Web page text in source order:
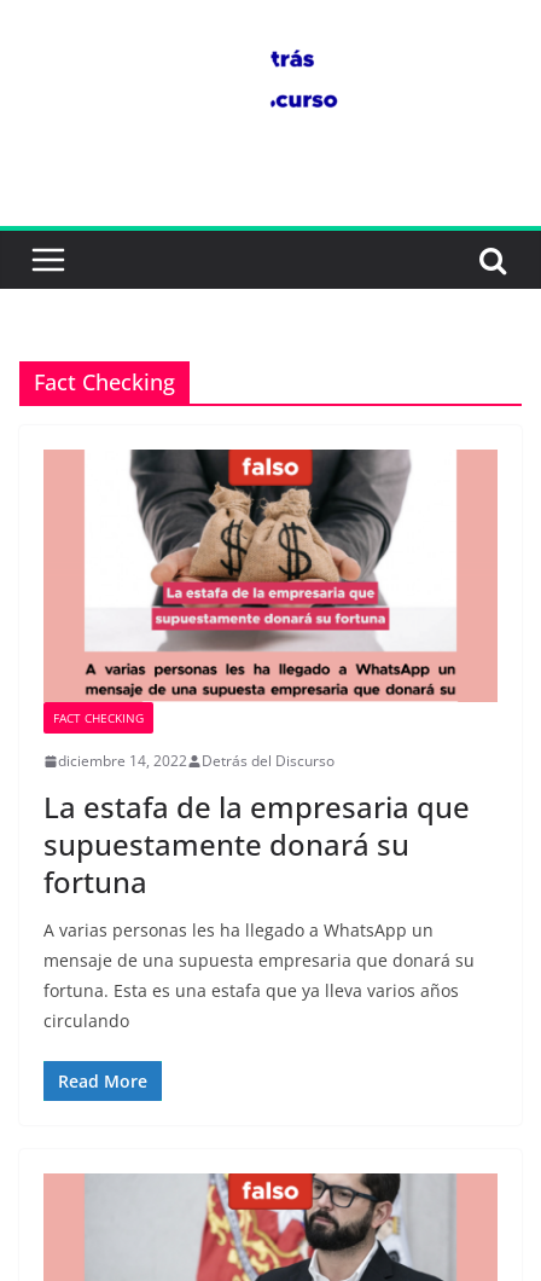
Fact Checking
FACT CHECKING
diciembre 14, 2022 Detrás del Discurso
La estafa de la empresaria que
supuestamente donará su
fortuna
A varias personas les ha llegado a WhatsApp un
mensaje de una supuesta empresaria que donará su
fortuna. Esta es una estafa que ya lleva varios años
circulando
Read More